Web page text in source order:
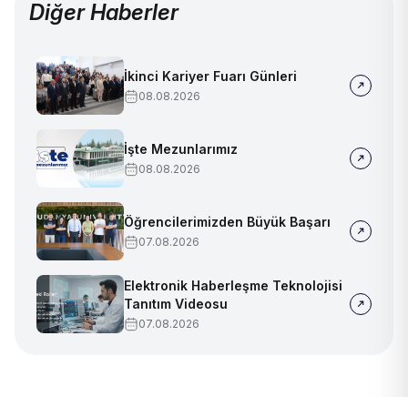
Diğer Haberler
İkinci Kariyer Fuarı Günleri
08.08.2026
İşte Mezunlarımız
08.08.2026
Öğrencilerimizden Büyük Başarı
07.08.2026
Elektronik Haberleşme Teknolojisi
Tanıtım Videosu
07.08.2026